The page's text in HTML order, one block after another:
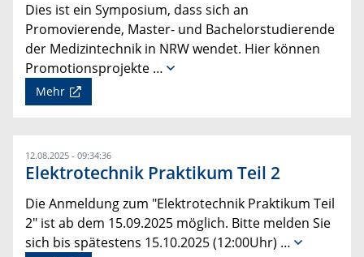
Dies ist ein Symposium, dass sich an
Promovierende, Master- und Bachelorstudierende
der Medizintechnik in NRW wendet. Hier können
Promotionsprojekte …
Mehr
12.08.2025 - 09:34:36
Elektrotechnik Praktikum Teil 2
Die Anmeldung zum "Elektrotechnik Praktikum Teil
2" ist ab dem 15.09.2025 möglich. Bitte melden Sie
sich bis spätestens 15.10.2025 (12:00Uhr) …